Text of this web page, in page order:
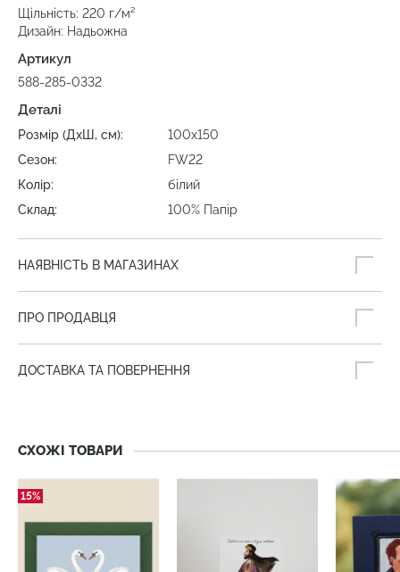
Щільність: 220 г/м²
Дизайн: Надьожна
Артикул
588-285-0332
Деталі
Розмір (ДхШ, см):
100х150
Сезон:
FW22
Колір:
білий
Склад:
100% Папір
НАЯВНІСТЬ В МАГАЗИНАХ
ПРО ПРОДАВЦЯ
ДОСТАВКА ТА ПОВЕРНЕННЯ
СХОЖІ ТОВАРИ
15%